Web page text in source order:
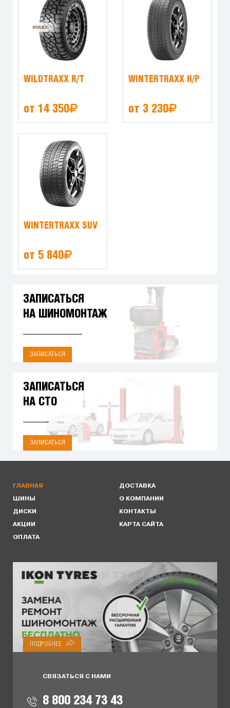
WILDTRAXX R/T
от 14 350
WINTERTRAXX H/P
от 3 230
WINTERTRAXX SUV
от 5 840
ЗАПИСАТЬСЯ
НА ШИНОМОНТАЖ
ЗАПИСАТЬСЯ
ЗАПИСАТЬСЯ
НА СТО
ЗАПИСАТЬСЯ
ГЛАВНАЯ
ШИНЫ
ДИСКИ
АКЦИИ
ОПЛАТА
ДОСТАВКА
О КОМПАНИИ
КОНТАКТЫ
КАРТА САЙТА
ПОДРОБНЕЕ
СВЯЗАТЬСЯ С НАМИ
8 800 234 73 43